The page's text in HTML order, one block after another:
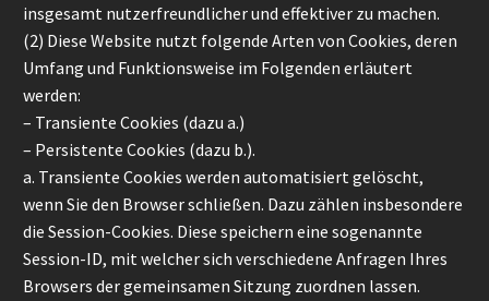
insgesamt nutzerfreundlicher und effektiver zu machen.
(2) Diese Website nutzt folgende Arten von Cookies, deren
Umfang und Funktionsweise im Folgenden erläutert
werden:
– Transiente Cookies (dazu a.)
– Persistente Cookies (dazu b.).
a. Transiente Cookies werden automatisiert gelöscht,
wenn Sie den Browser schließen. Dazu zählen insbesondere
die Session-Cookies. Diese speichern eine sogenannte
Session-ID, mit welcher sich verschiedene Anfragen Ihres
Browsers der gemeinsamen Sitzung zuordnen lassen.